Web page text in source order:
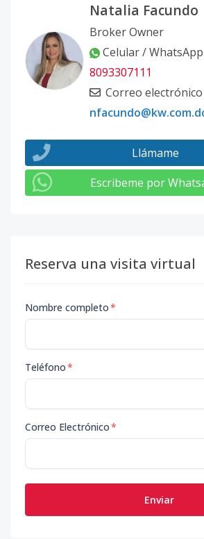
Natalia Facundo
Broker Owner
Celular / WhatsApp
8093307111
Correo electrónico
Llámame
Escribeme por
Reserva una visita virtual
Nombre completo*
Teléfono*
Correo Electrónico*
Enviar